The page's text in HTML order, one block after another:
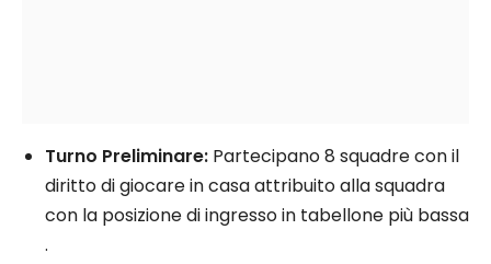
Turno Preliminare: Partecipano 8 squadre con il
diritto di giocare in casa attribuito alla squadra
con la posizione di ingresso in tabellone più bassa​​
.